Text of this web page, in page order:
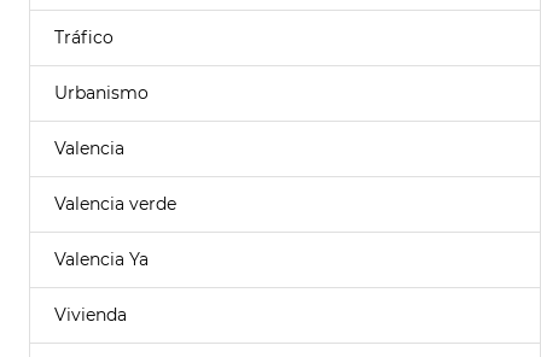
Tráfico
Urbanismo
Valencia
Valencia verde
Valencia Ya
Vivienda